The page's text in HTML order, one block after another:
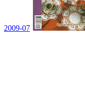
2009-07